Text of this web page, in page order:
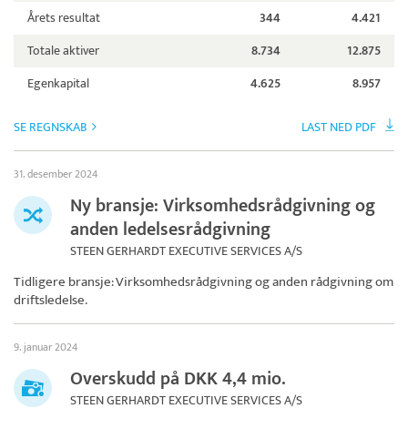
Årets resultat
344
4.421
Totale aktiver
8.734
12.875
Egenkapital
4.625 8.957
SE REGNSKAB LAST NED PDF
31. desember 2024
Ny bransje: Virksomhedsrådgivning og
anden ledelsesrådgivning
STEEN GERHARDT EXECUTIVE SERVICES A/S
Tidligere bransje: Virksomhedsrådgivning og anden rådgivning om
driftsledelse.
9. januar 2024
Overskudd på DKK 4,4 mio.
STEEN GERHARDT EXECUTIVE SERVICES A/S